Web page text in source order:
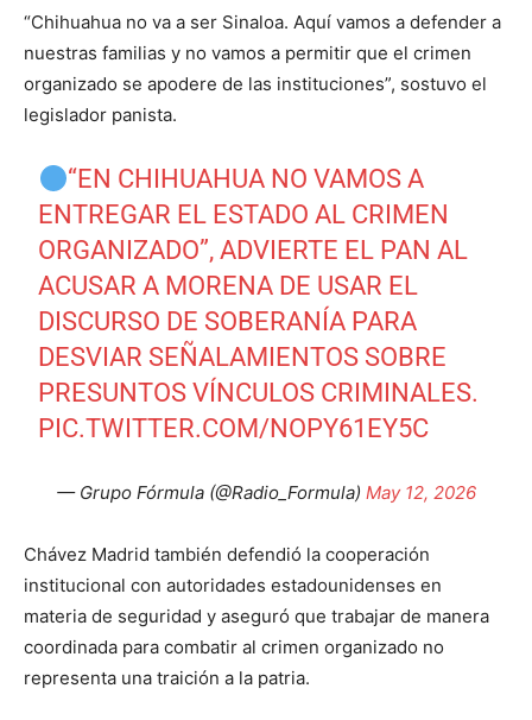
“Chihuahua no va a ser Sinaloa. Aquí vamos a defender a
nuestras familias y no vamos a permitir que el crimen
organizado se apodere de las instituciones”, sostuvo el
legislador panista.
“EN CHIHUAHUA NO VAMOS A
ENTREGAR EL ESTADO AL CRIMEN
ORGANIZADO”, ADVIERTE EL PAN AL
ACUSAR A MORENA DE USAR EL
DISCURSO DE SOBERANÍA PARA
DESVIAR SEÑALAMIENTOS SOBRE
PRESUNTOS VÍNCULOS CRIMINALES.
PIC.TWITTER.COM/NOPY61EY5C
— Grupo Fórmula (@Radio_Formula) May 12, 2026
Chávez Madrid también defendió la cooperación
institucional con autoridades estadounidenses en
materia de seguridad y aseguró que trabajar de manera
coordinada para combatir al crimen organizado no
representa una traición a la patria.